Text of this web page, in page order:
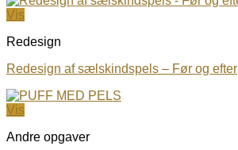
Vis
Redesign
Redesign af sælskindspels – Før og efter
Vis
Andre opgaver